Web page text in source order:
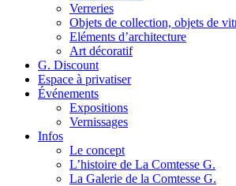
Verreries
Objets de collection, objets de
Eléments d’architecture
Art décoratif
G. Discount
Espace à privatiser
Événements
Expositions
Vernissages
Infos
Le concept
L’histoire de La Comtesse G.
La Galerie de la Comtesse G.